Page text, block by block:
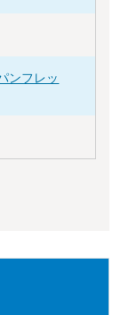
ンフレッ